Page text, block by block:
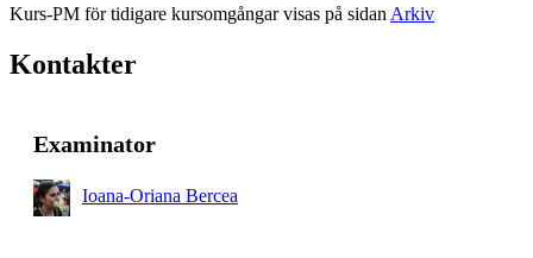
Kurs-PM för tidigare kursomgångar visas på sidan Arkiv
Kontakter
Examinator
Ioana-Oriana Bercea